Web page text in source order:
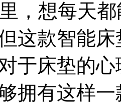
想每天都
这款智能
于床垫的
拥有这样